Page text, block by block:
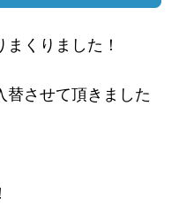
くりました！
替させて頂きました